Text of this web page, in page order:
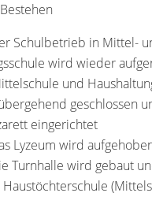
Schulbetrieb in Mittel-
wird wieder
und
geschlossen
eingerichtet
Lyzeum wird
Turnhalle wird gebaut